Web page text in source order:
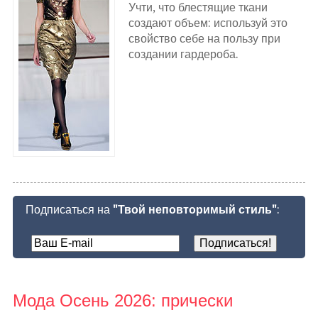
Учти, что блестящие ткани
создают объем: используй это
свойство себе на пользу при
создании гардероба.
Подписаться на "Твой неповторимый стиль":
Мода Осень 2026: прически